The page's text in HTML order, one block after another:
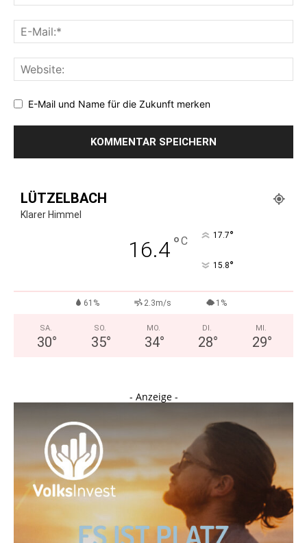
E-Mail und Name für die Zukunft merken
LÜTZELBACH
Klarer Himmel
16.4°C 17.7°
15.8°
61% 2.3m/s 1%
SA.
30°
SO.
35°
MO.
34°
DI.
28°
MI.
29°
- Anzeige -